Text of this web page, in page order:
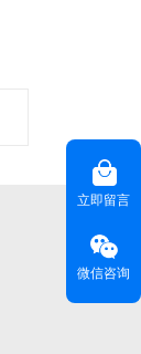
立即留言
微信咨询